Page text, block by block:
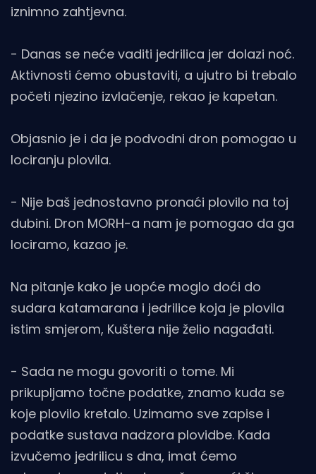
iznimno zahtjevna.
- Danas se neće vaditi jedrilica jer dolazi noć.
Aktivnosti ćemo obustaviti, a ujutro bi trebalo
početi njezino izvlačenje, rekao je kapetan.
Objasnio je i da je podvodni dron pomogao u
lociranju plovila.
- Nije baš jednostavno pronaći plovilo na toj
dubini. Dron MORH-a nam je pomogao da ga
lociramo, kazao je.
Na pitanje kako je uopće moglo doći do
sudara katamarana i jedrilice koja je plovila
istim smjerom, Kuštera nije želio nagađati.
- Sada ne mogu govoriti o tome. Mi
prikupljamo točne podatke, znamo kuda se
koje plovilo kretalo. Uzimamo sve zapise i
podatke sustava nadzora plovidbe. Kada
izvučemo jedrilicu s dna, imat ćemo